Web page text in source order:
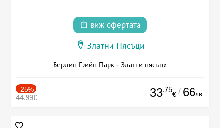
виж офертата
Златни Пясъци
Берлин Грийн Парк - Златни пясъци
-25%
44.99€ 33.75
€ / 66лв.